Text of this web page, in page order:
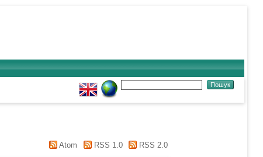
Atom RSS 1.0 RSS 2.0